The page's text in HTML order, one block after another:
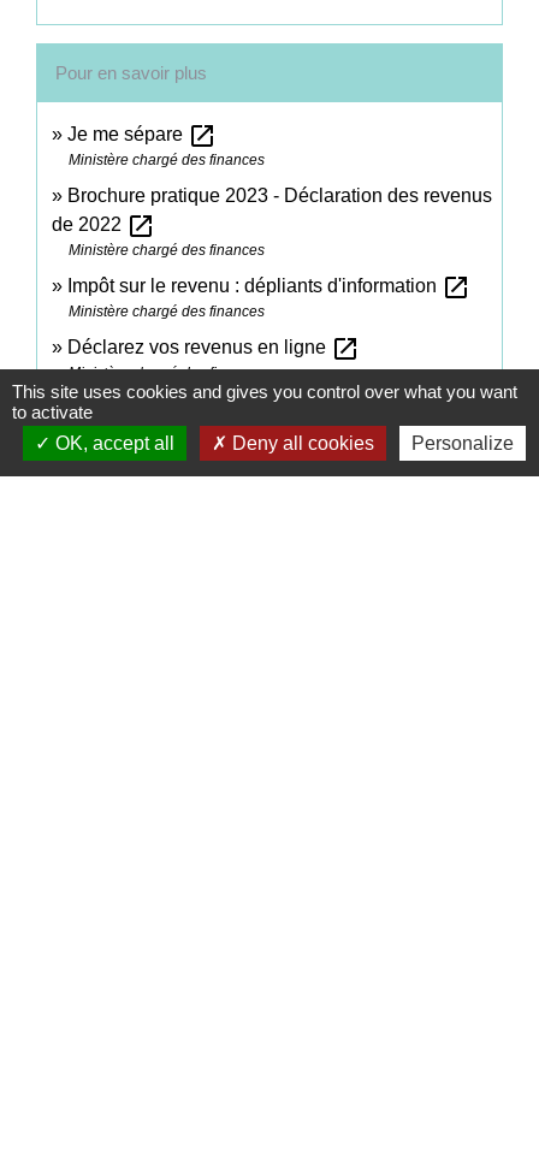
Pour en savoir plus
Je me sépare open_in_new
Ministère chargé des finances
Brochure pratique 2023 - Déclaration des revenus
de 2022 open_in_new
Ministère chargé des finances
Impôt sur le revenu : dépliants d'information open_in_new
Ministère chargé des finances
Déclarez vos revenus en ligne open_in_new
Ministère chargé des finances
Déclarer ses revenus l'année de son mariage
Ministère chargé des finances
open_in_new
This site uses cookies and gives you control over what you want
to activate
OK, accept all
Deny all cookies Personalize